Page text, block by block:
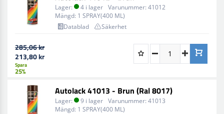
Lager: 4 i lager Varunummer: 41012
Mängd: 1 SPRAY(400 ML)
Datablad
Säkerhet
285,06 kr
213,80 kr
Spara
25%
Autolack 41013 - Brun (Ral 8017)
Lager: 9 i lager Varunummer: 41013
Mängd: 1 SPRAY(400 ML)